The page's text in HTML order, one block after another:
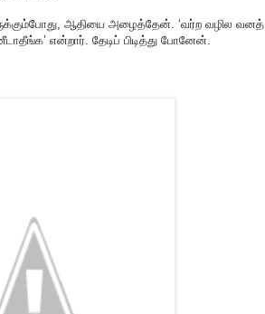
ஆதியை அழைத்தேன். ‘வர்ற வழில வனத்
என்றார். தேடிப் பிடித்து போனேன்.